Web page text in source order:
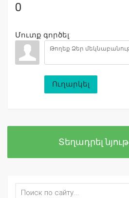
0
Մուտք գործել:
Ուղարկել
Տեղադրել նյութ